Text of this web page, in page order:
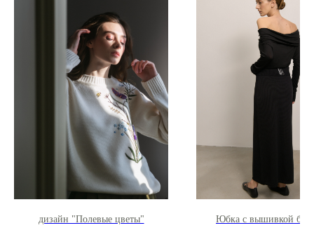
дизайн "Полевые цветы" Юбка с вышивкой
*Meta признана экстремистской организацией на территории РФ